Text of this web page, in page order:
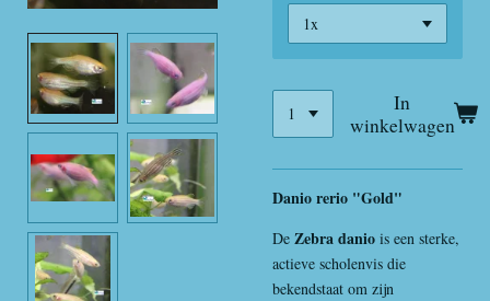
In
winkelwagen
Danio rerio "Gold"
De Zebra danio is een sterke,
actieve scholenvis die
bekendstaat om zijn